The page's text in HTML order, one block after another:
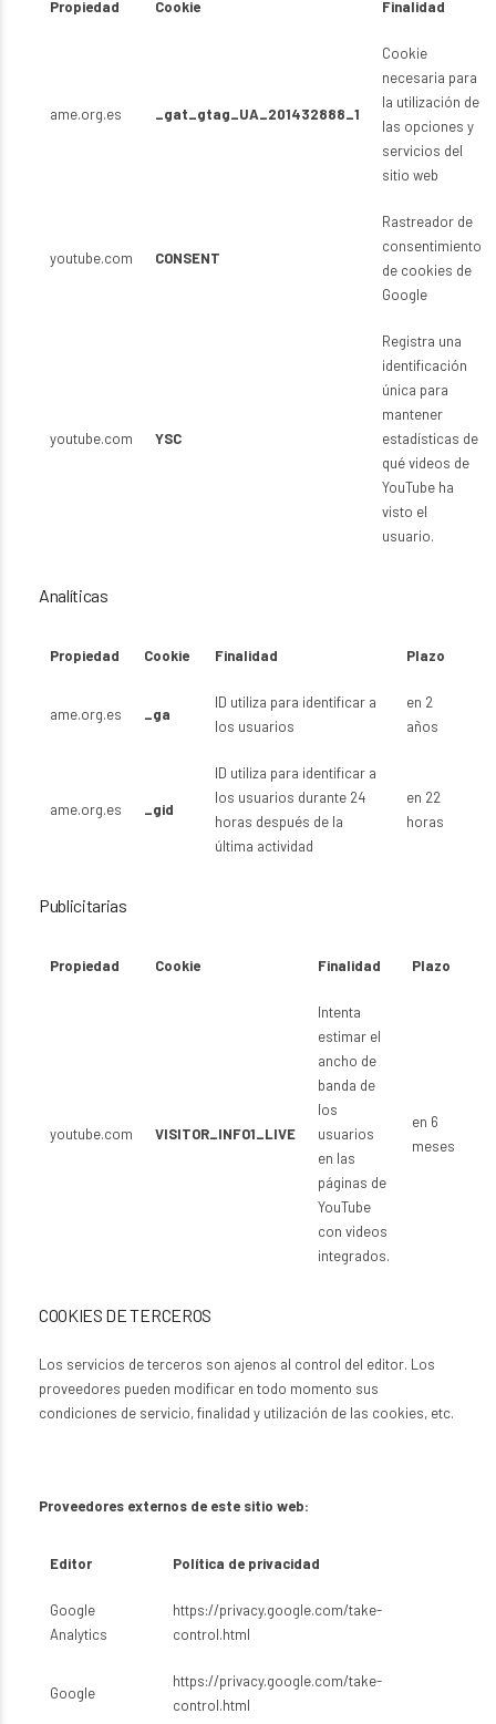
Propiedad Cookie Finalidad
ame.org.es _gat_gtag_UA_201432888_1
Cookie
necesaria para
la utilización de
las opciones y
servicios del
sitio web
youtube.com CONSENT
Rastreador de
consentimiento
de cookies de
Google
youtube.com YSC
Registra una
identificación
única para
mantener
estadísticas de
qué videos de
YouTube ha
visto el
usuario.
Analíticas
Propiedad Cookie Finalidad Plazo
ame.org.es _ga
ID utiliza para identificar a
los usuarios
en 2
años
ame.org.es _gid
ID utiliza para identificar a
los usuarios durante 24
horas después de la
última actividad
en 22
horas
Publicitarias
Propiedad Cookie Finalidad Plazo
youtube.com VISITOR_INFO1_LIVE
Intenta
estimar el
ancho de
banda de
los
usuarios
en las
páginas de
YouTube
con videos
integrados.
en 6
meses
COOKIES DE TERCEROS
Los servicios de terceros son ajenos al control del editor. Los
proveedores pueden modificar en todo momento sus
condiciones de servicio, finalidad y utilización de las cookies, etc.
Proveedores externos de este sitio web:
Editor Política de privacidad
Google
Analytics
https://privacy.google.com/take-
control.html
Google
https://privacy.google.com/take-
control.html